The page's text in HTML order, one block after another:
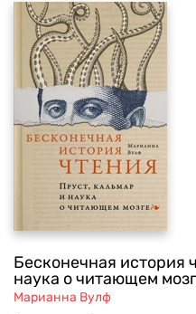
Бесконечная история
наука о читающем
Марианна Вулф